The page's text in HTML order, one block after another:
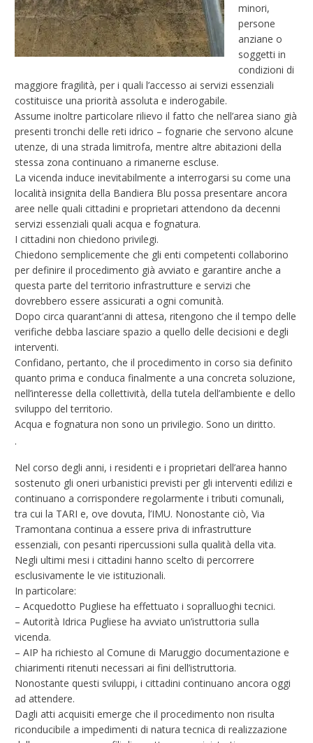
minori,
persone
anziane o
soggetti in
condizioni di
maggiore fragilità, per i quali l’accesso ai servizi essenziali
costituisce una priorità assoluta e inderogabile.
Assume inoltre particolare rilievo il fatto che nell’area siano già
presenti tronchi delle reti idrico – fognarie che servono alcune
utenze, di una strada limitrofa, mentre altre abitazioni della
stessa zona continuano a rimanerne escluse.
La vicenda induce inevitabilmente a interrogarsi su come una
località insignita della Bandiera Blu possa presentare ancora
aree nelle quali cittadini e proprietari attendono da decenni
servizi essenziali quali acqua e fognatura.
I cittadini non chiedono privilegi.
Chiedono semplicemente che gli enti competenti collaborino
per definire il procedimento già avviato e garantire anche a
questa parte del territorio infrastrutture e servizi che
dovrebbero essere assicurati a ogni comunità.
Dopo circa quarant’anni di attesa, ritengono che il tempo delle
verifiche debba lasciare spazio a quello delle decisioni e degli
interventi.
Confidano, pertanto, che il procedimento in corso sia definito
quanto prima e conduca finalmente a una concreta soluzione,
nell’interesse della collettività, della tutela dell’ambiente e dello
sviluppo del territorio.
Acqua e fognatura non sono un privilegio. Sono un diritto.
.
Nel corso degli anni, i residenti e i proprietari dell’area hanno
sostenuto gli oneri urbanistici previsti per gli interventi edilizi e
continuano a corrispondere regolarmente i tributi comunali,
tra cui la TARI e, ove dovuta, l’IMU. Nonostante ciò, Via
Tramontana continua a essere priva di infrastrutture
essenziali, con pesanti ripercussioni sulla qualità della vita.
Negli ultimi mesi i cittadini hanno scelto di percorrere
esclusivamente le vie istituzionali.
In particolare:
– Acquedotto Pugliese ha effettuato i sopralluoghi tecnici.
– Autorità Idrica Pugliese ha avviato un’istruttoria sulla
vicenda.
– AIP ha richiesto al Comune di Maruggio documentazione e
chiarimenti ritenuti necessari ai fini dell’istruttoria.
Nonostante questi sviluppi, i cittadini continuano ancora oggi
ad attendere.
Dagli atti acquisiti emerge che il procedimento non risulta
riconducibile a impedimenti di natura tecnica di realizzazione